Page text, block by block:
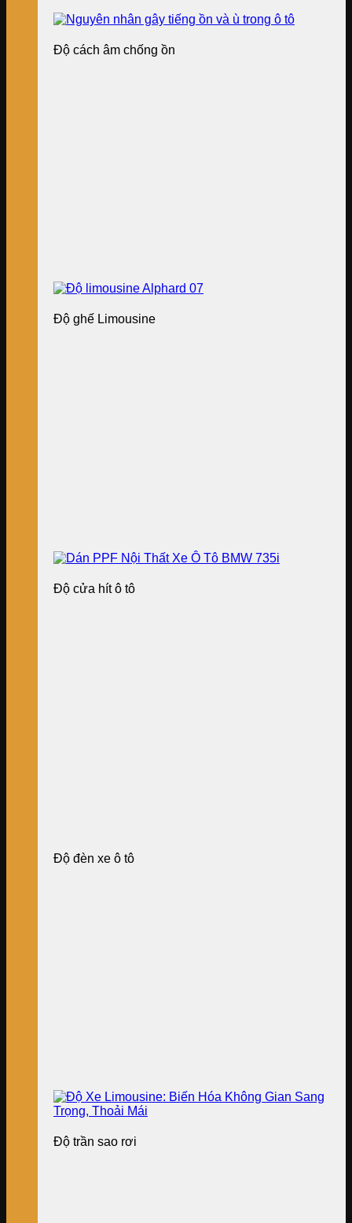
Độ cách âm chống ồn
Độ ghế Limousine
Độ cửa hít ô tô
Độ đèn xe ô tô
Độ trần sao rơi